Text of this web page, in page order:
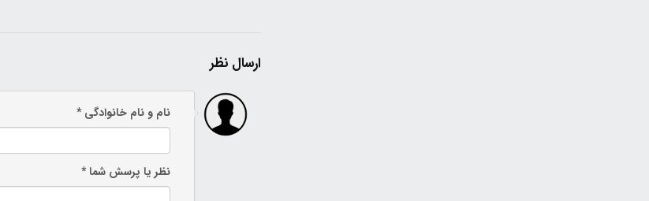
ارسال نظر
نام و نام خانوادگی *
نظر یا پرسش شما *